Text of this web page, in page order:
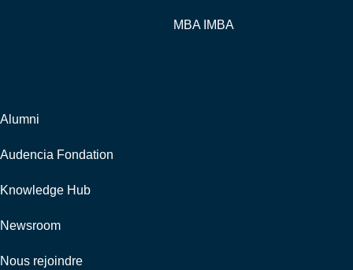
MBA IMBA
Alumni
Audencia Fondation
Knowledge Hub
Newsroom
Nous rejoindre